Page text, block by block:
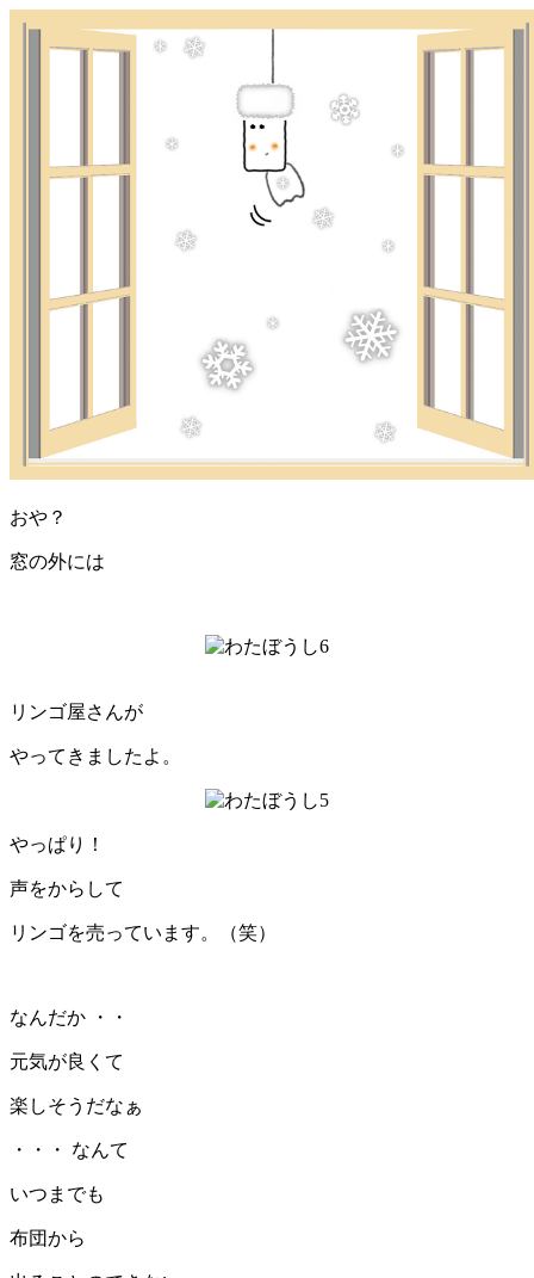
おや？
窓の外には
リンゴ屋さんが
やってきましたよ。
やっぱり！
声をからして
リンゴを売っています。（笑）
なんだか ・・
元気が良くて
楽しそうだなぁ
・・・ なんて
いつまでも
布団から